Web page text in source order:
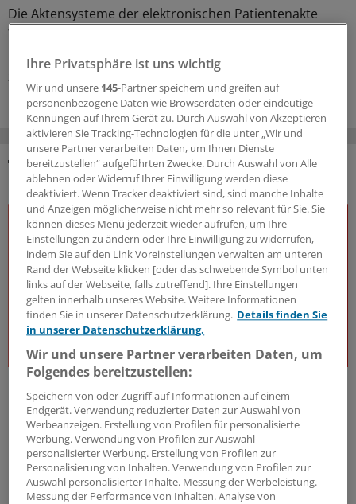
Die Aktensysteme der elektronischen Patientenakte
werden auf eine neue Version umgestellt. Aus diesem
25.06.2026
DAS KÖNNTE SIE AUCH INTERESSIEREN
J&J Open House
Der Gesundheitsdialog
Expert:innen aus unterschiedlichsten Bereichen des
Gesundheitswesens diskutieren – offen, kritisch und
lösungsorientiert – über die Herausforderungen und
Chancen unseres Gesundheitssystems. Dafür steht
das J&J Open House – seit inzwischen 7 Jahren.
Ihre Privatsphäre ist uns wichtig
Wir und unsere 145-Partner speichern und greifen auf
personenbezogene Daten wie Browserdaten oder eindeutige
Kennungen auf Ihrem Gerät zu. Durch Auswahl von Akzeptieren
aktivieren Sie Tracking-Technologien für die unter „Wir und
unsere Partner verarbeiten Daten, um Ihnen Dienste
bereitzustellen“ aufgeführten Zwecke. Durch Auswahl von Alle
ablehnen oder Widerruf Ihrer Einwilligung werden diese
deaktiviert. Wenn Tracker deaktiviert sind, sind manche Inhalte
und Anzeigen möglicherweise nicht mehr so relevant für Sie. Sie
können dieses Menü jederzeit wieder aufrufen, um Ihre
Einstellungen zu ändern oder Ihre Einwilligung zu widerrufen,
indem Sie auf den Link Voreinstellungen verwalten am unteren
Rand der Webseite klicken [oder das schwebende Symbol unten
links auf der Webseite, falls zutreffend]. Ihre Einstellungen
gelten innerhalb unseres Website. Weitere Informationen
finden Sie in unserer Datenschutzerklärung. Details finden Sie
in unserer Datenschutzerklärung.
Wir und unsere Partner verarbeiten Daten, um
Folgendes bereitzustellen:
Speichern von oder Zugriff auf Informationen auf einem
Endgerät. Verwendung reduzierter Daten zur Auswahl von
Werbeanzeigen. Erstellung von Profilen für personalisierte
Werbung. Verwendung von Profilen zur Auswahl
personalisierter Werbung. Erstellung von Profilen zur
Personalisierung von Inhalten. Verwendung von Profilen zur
Auswahl personalisierter Inhalte. Messung der Werbeleistung.
Messung der Performance von Inhalten. Analyse von